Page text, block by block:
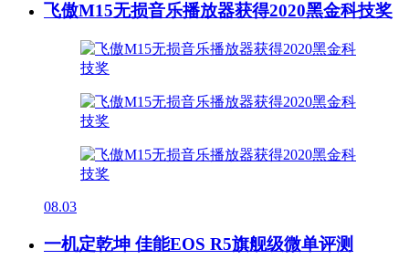
飞傲M15无损音乐播放器获得2020黑金科技奖
08.03
一机定乾坤 佳能EOS R5旗舰级微单评测